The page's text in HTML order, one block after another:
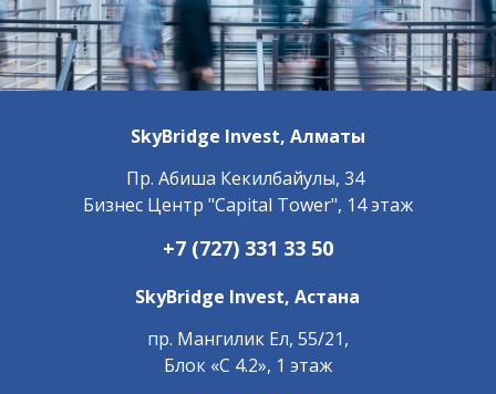
SkyBridge Invest, Алматы
Пр. ​Абиша Кекилбайулы, 34
Бизнес Центр "Capital Tower", 14 этаж
+7 (727) 331 33 50
SkyBridge Invest,Астана
пр. Мангилик Ел, 55/21,
Блок «С 4.2», 1 этаж